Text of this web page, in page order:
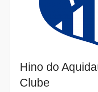
Hino do
Clube